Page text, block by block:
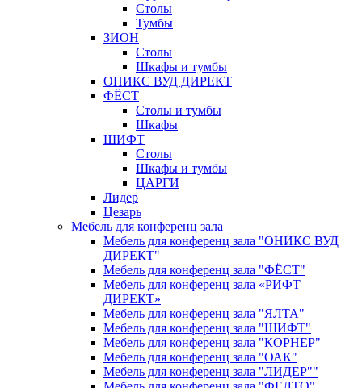
Столы
Тумбы
ЗИОН
Столы
Шкафы и тумбы
ОНИКС ВУД ДИРЕКТ
ФЁСТ
Столы и тумбы
Шкафы
ШИФТ
Столы
Шкафы и тумбы
ЦАРГИ
Лидер
Цезарь
Мебель для конференц зала
Мебель для конференц зала "ОНИКС ВУД
ДИРЕКТ"
Мебель для конференц зала "ФЁСТ"
Мебель для конференц зала «РИФТ
ДИРЕКТ»
Мебель для конференц зала "ЯЛТА"
Мебель для конференц зала "ШИФТ"
Мебель для конференц зала "КОРНЕР"
Мебель для конференц зала "ОАК"
Мебель для конференц зала "ЛИДЕР""